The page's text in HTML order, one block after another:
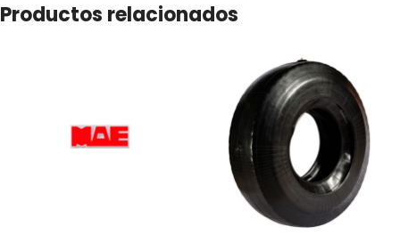
Productos relacionados